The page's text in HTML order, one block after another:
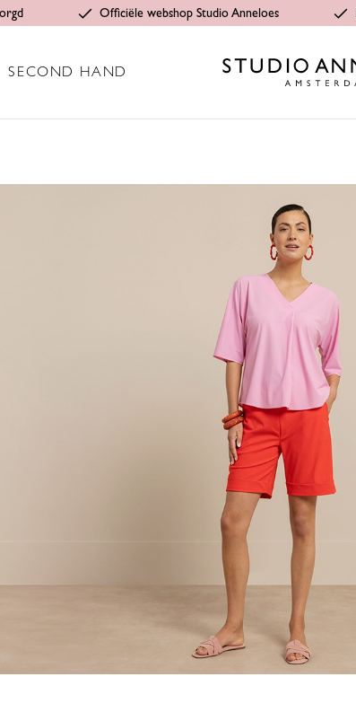
Officiële webshop Studio Anneloes
SECOND HAND